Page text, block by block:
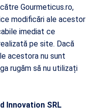
Gourmeticus.ro,
modificări ale acestor
imediat ce
pe site. Dacă
acestora nu sunt
rugăm să nu utilizați
Innovation SRL